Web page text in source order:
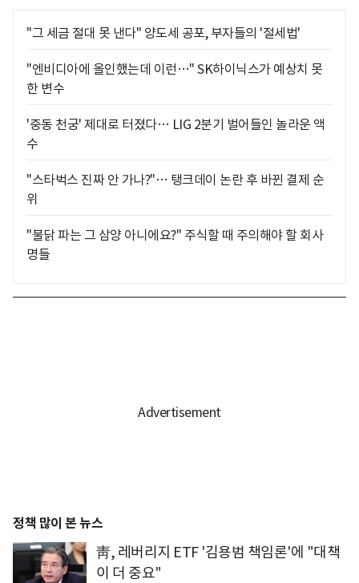
"그 세금 절대 못 낸다" 양도세 공포, 부자들의 '절세법'
"엔비디아에 올인했는데 이런…" SK하이닉스가 예상치 못
한 변수
'중동 천궁' 제대로 터졌다… LIG 2분기 벌어들인 놀라운 액
수
"스타벅스 진짜 안 가나?"… 탱크데이 논란 후 바뀐 결제 순
위
"불닭 파는 그 삼양 아니에요?" 주식할 때 주의해야 할 회사
명들
정책 많이 본 뉴스
靑, 레버리지 ETF '김용범 책임론'에 "대책
이 더 중요"